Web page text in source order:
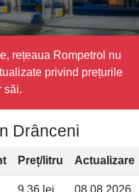
rețeaua Rompetrol nu
privind prețurile
săi.
Drânceni
Preț/litru Actualizare
9.36 lei 08.08.2026